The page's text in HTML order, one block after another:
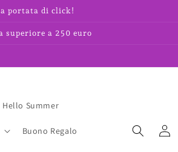
portata di click!
superiore a 250 euro
Hello Summer
Buono Regalo Accedi